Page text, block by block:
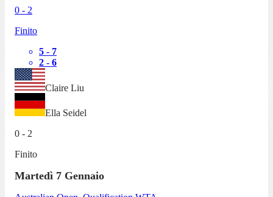
0 - 2
Finito
5 - 7
2 - 6
Claire Liu
Ella Seidel
0 - 2
Finito
Martedì 7 Gennaio